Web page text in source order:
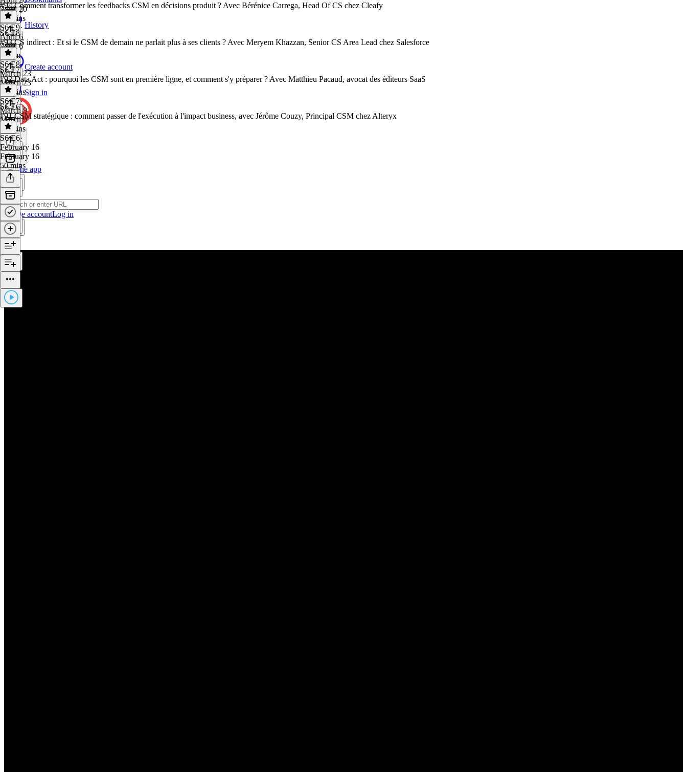
History
Create account
Sign in
Get the app
Create accountLog in
April 20
47 mins
#94 Comment transformer les feedbacks CSM en décisions produit ? Avec Bérénice Carrega, Head Of CS chez Cleafy
S6 E9·
April 6
April 6
1h 1m
S6 E8
#93 CS indirect : Et si le CSM de demain ne parlait plus à ses clients ? Avec Meryem Khazzan, Senior CS Area Lead chez Salesforce
S6 E8·
March 23
March 23
44 mins
S6 E7
#92 Data Act : pourquoi les CSM sont en première ligne, et comment s'y préparer ? Avec Matthieu Pacaud, avocat des éditeurs SaaS
S6 E7·
March 9
March 9
52 mins
S6 E6
#91 CSM stratégique : comment passer de l'exécution à l'impact business, avec Jérôme Couzy, Principal CSM chez Alteryx
S6 E6·
February 16
February 16
50 mins